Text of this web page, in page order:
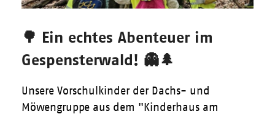
🌳 Ein echtes Abenteuer im
Gespensterwald! 👻🌲
Unsere Vorschulkinder der Dachs- und
Möwengruppe aus dem "Kinderhaus am